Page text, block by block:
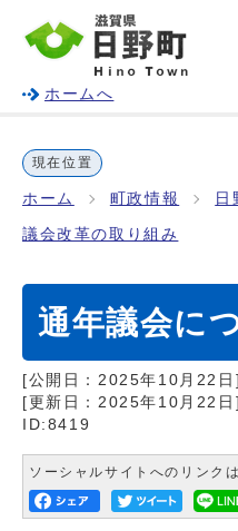
ホームへ
現在位置
ホーム 町政情報 日
議会改革の取り組み
通年議会に
[公開日： 2025年10月22日 ]
[更新日： 2025年10月22日 ]
ID:8419
ソーシャルサイトへのリンク